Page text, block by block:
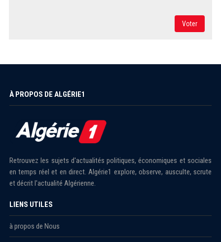
Voter
À PROPOS DE ALGÉRIE1
Retrouvez les sujets d'actualités politiques, économiques et sociales
en temps réel et en direct. Algérie1 explore, observe, ausculte, scrute
et décrit l'actualité Algérienne.
LIENS UTILES
à propos de Nous